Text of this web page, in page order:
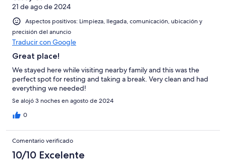
21 de ago de 2024
Aspectos positivos: Limpieza, llegada, comunicación, ubicación y
precisión del anuncio
Traducir con Google
Great place!
We stayed here while visiting nearby family and this was the
perfect spot for resting and taking a break. Very clean and had
everything we needed!
Se alojó 3 noches en agosto de 2024
0
Comentario verificado
10/10 Excelente